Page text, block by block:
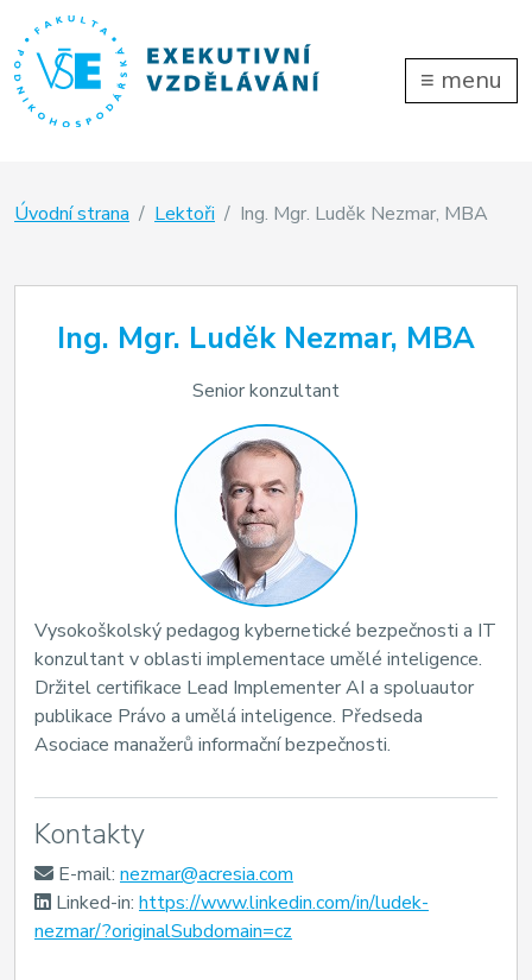
≡ menu
Úvodní strana Lektoři Ing. Mgr. Luděk Nezmar, MBA
Ing. Mgr. Luděk Nezmar, MBA
Senior konzultant
Vysokoškolský pedagog kybernetické bezpečnosti a IT
konzultant v oblasti implementace umělé inteligence.
Držitel certifikace Lead Implementer AI a spoluautor
publikace Právo a umělá inteligence. Předseda
Asociace manažerů informační bezpečnosti.
Kontakty
E-mail: nezmar@acresia.com
Linked-in: https://www.linkedin.com/in/ludek-
nezmar/?originalSubdomain=cz